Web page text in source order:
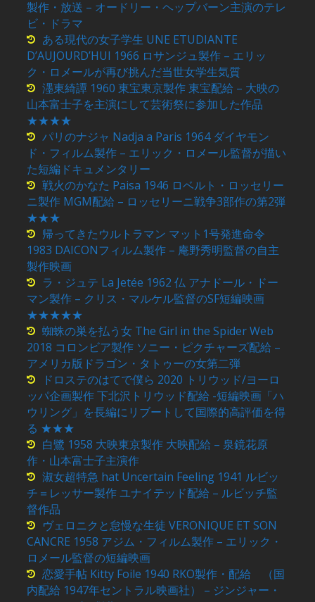
製作・放送 – オードリー・ヘップバーン主演のテレ
ビ・ドラマ
ある現代の女子学生 UNE ETUDIANTE
D’AUJOURD’HUI 1966 ロサンジュ製作 – エリッ
ク・ロメールが再び挑んだ当世女学生気質
濹東綺譚 1960 東宝東京製作 東宝配給 – 大映の
山本富士子を主演にして芸術祭に参加した作品
★★★★
パリのナジャ Nadja a Paris 1964 ダイヤモン
ド・フィルム製作 – エリック・ロメール監督が描い
た短編ドキュメンタリー
戦火のかなた Paisa 1946 ロベルト・ロッセリー
ニ製作 MGM配給 – ロッセリーニ戦争3部作の第2弾
★★★
帰ってきたウルトラマン マット1号発進命令
1983 DAICONフィルム製作 – 庵野秀明監督の自主
製作映画
ラ・ジュテ La Jetée 1962 仏 アナドール・ドー
マン製作 – クリス・マルケル監督のSF短編映画
★★★★★
蜘蛛の巣を払う女 The Girl in the Spider Web
2018 コロンビア製作 ソニー・ピクチャーズ配給 –
アメリカ版ドラゴン・タトゥーの女第二弾
ドロステのはてで僕ら 2020 トリウッド/ヨーロ
ッパ企画製作 下北沢トリウッド配給 -短編映画「ハ
ウリング」を長編にリブートして国際的高評価を得
る ★★★
白鷺 1958 大映東京製作 大映配給 – 泉鏡花原
作・山本富士子主演作
淑女超特急 hat Uncertain Feeling 1941 ルビッ
チ＝レッサー製作 ユナイテッド配給 – ルビッチ監
督作品
ヴェロニクと怠慢な生徒 VERONIQUE ET SON
CANCRE 1958 アジム・フィルム製作 – エリック・
ロメール監督の短編映画
恋愛手帖 Kitty Foile 1940 RKO製作・配給 （国
内配給 1947年セントラル映画社） – ジンジャー・